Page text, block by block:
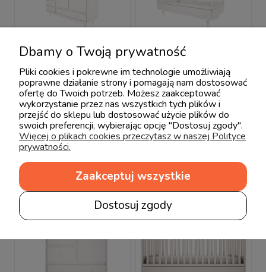
Wood Luck Szafa 3
drzwiowa biała
Babushka
3 825,00 zł 4 250,00 zł
Wood Luck Łóżeczko
140x70 białe
Babushka
1 709,10 zł 1 899,00 zł
Dbamy o Twoją prywatność
Pliki cookies i pokrewne im technologie umożliwiają
poprawne działanie strony i pomagają nam dostosować
ofertę do Twoich potrzeb. Możesz zaakceptować
wykorzystanie przez nas wszystkich tych plików i
przejść do sklepu lub dostosować użycie plików do
swoich preferencji, wybierając opcję "Dostosuj zgody".
Więcej o plikach cookies przeczytasz w naszej Polityce
prywatności.
Dostosuj zgody
Zaakceptuj wszystkie